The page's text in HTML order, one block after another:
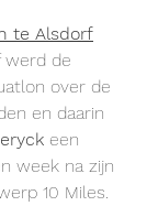
te Alsdorf
werd de
over de
en daarin
een
week na zijn
10 Miles.